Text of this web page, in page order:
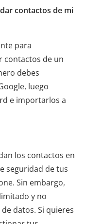
contactos de mi
para
contactos de un
debes
luego
e importarlos a
los contactos en
seguridad de tus
Sin embargo,
y no
datos. Si quieres